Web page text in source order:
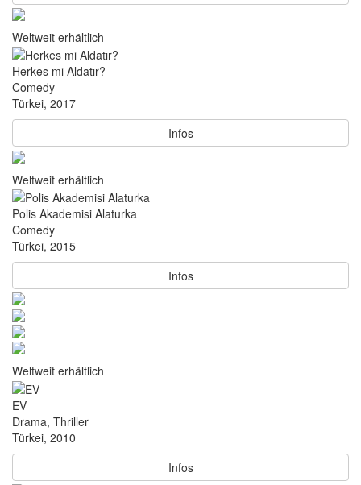
Weltweit erhältlich
Herkes mi Aldatır?
Comedy
Türkei, 2017
Infos
Weltweit erhältlich
Polis Akademisi Alaturka
Comedy
Türkei, 2015
Infos
Weltweit erhältlich
EV
Drama, Thriller
Türkei, 2010
Infos